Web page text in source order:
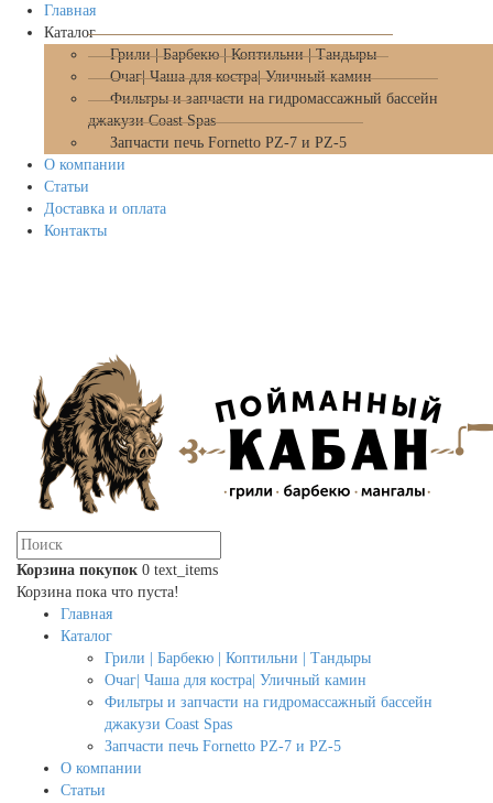
Главная
Каталог
Грили | Барбекю | Коптильни | Тандыры
Очаг| Чаша для костра| Уличный камин
Фильтры и запчасти на гидромассажный бассейн
джакузи Coast Spas
Запчасти печь Fornetto PZ-7 и PZ-5
О компании
Статьи
Доставка и оплата
Контакты
Корзина покупок 0 text_items
Корзина пока что пуста!
Главная
Каталог
Грили | Барбекю | Коптильни | Тандыры
Очаг| Чаша для костра| Уличный камин
Фильтры и запчасти на гидромассажный бассейн
джакузи Coast Spas
Запчасти печь Fornetto PZ-7 и PZ-5
О компании
Статьи